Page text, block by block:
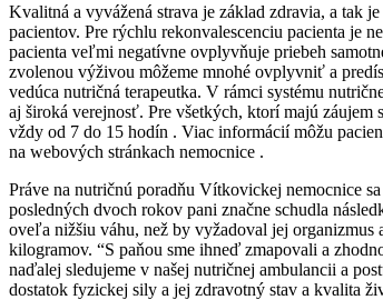
Kvalitná a vyvážená strava je základ zdravia, a tak
pacientov. Pre rýchlu rekonvalescenciu pacienta je
pacienta veľmi negatívne ovplyvňuje priebeh
zvolenou výživou môžeme mnohé ovplyvniť a
vedúca nutričná terapeutka. V rámci systému
aj široká verejnosť. Pre všetkých, ktorí majú záujem
vždy od 7 do 15 hodín . Viac informácií môžu
na webových stránkach nemocnice .
Práve na nutričnú ​​poradňu Vítkovickej nemocnice
posledných dvoch rokov pani značne schudla
oveľa nižšiu váhu, než by vyžadoval jej
kilogramov. “S paňou sme ihneď zmapovali a
naďalej sledujeme v našej nutričnej ambulancii a
dostatok fyzickej sily a jej zdravotný stav a kvalita